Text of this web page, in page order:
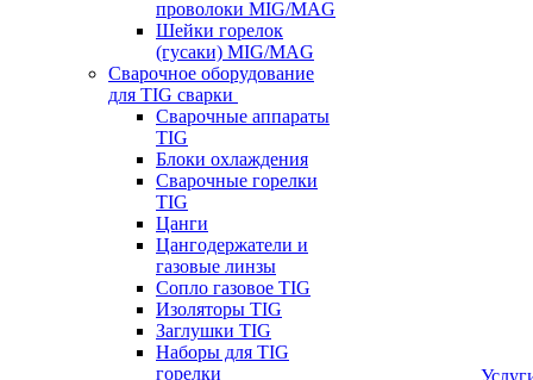
проволоки MIG/MAG
Шейки горелок
(гусаки) MIG/MAG
Сварочное оборудование
для TIG сварки
Сварочные аппараты
TIG
Блоки охлаждения
Сварочные горелки
TIG
Цанги
Цангодержатели и
газовые линзы
Сопло газовое TIG
Изоляторы TIG
Заглушки TIG
Наборы для TIG
горелки